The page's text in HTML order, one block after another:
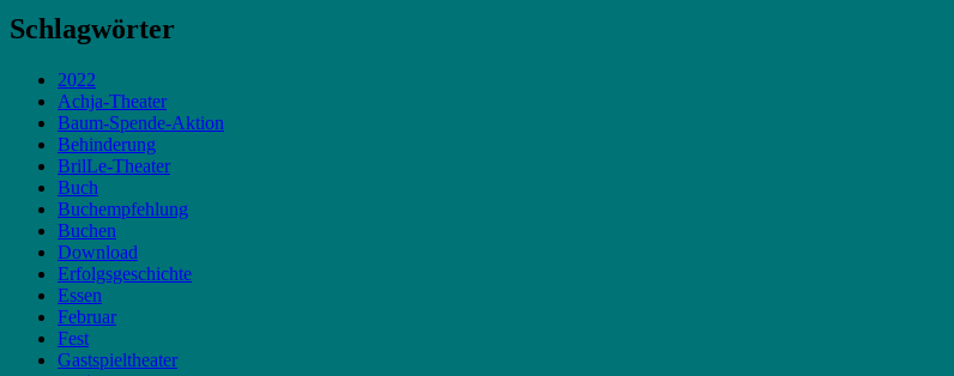
Schlagwörter
2022
Achja-Theater
Baum-Spende-Aktion
Behinderung
BrilLe-Theater
Buch
Buchempfehlung
Buchen
Download
Erfolgsgeschichte
Essen
Februar
Fest
Gastspieltheater